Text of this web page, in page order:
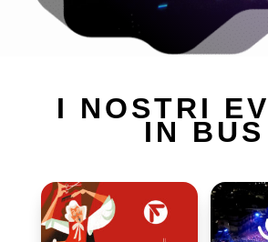
I NOSTRI
IN BUS